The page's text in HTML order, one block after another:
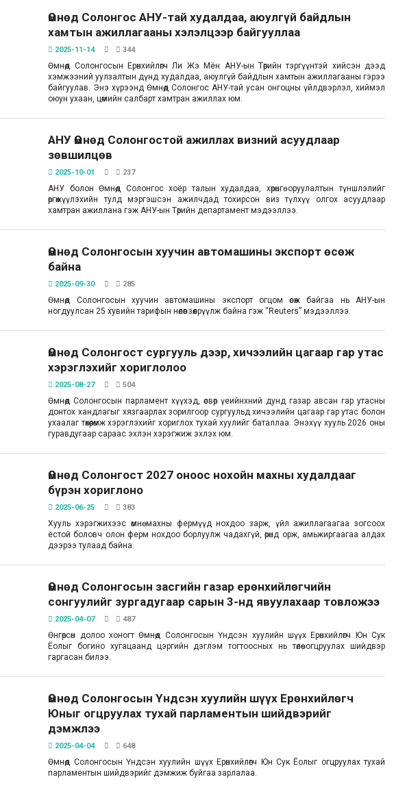
Өмнөд Солонгос АНУ-тай худалдаа, аюулгүй байдлын
хамтын ажиллагааны хэлэлцээр байгууллаа
2025-11-14 344
Өмнөд Солонгосын Ерөнхийлөгч Ли Жэ Мён АНУ-ын Төрийн тэргүүнтэй хийсэн дээд
хэмжээний уулзалтын дүнд худалдаа, аюулгүй байдлын хамтын ажиллагааны гэрээ
байгуулав. Энэ хүрээнд Өмнөд Солонгос АНУ-тай усан онгоцны үйлдвэрлэл, хиймэл
оюун ухаан, цөмийн салбарт хамтран ажиллах юм.
АНУ Өмнөд Солонгостой ажиллах визний асуудлаар
зөвшилцөв
2025-10-01 237
АНУ болон Өмнөд Солонгос хоёр талын худалдаа, хөрөнгө оруулалтын түншлэлийг
өргөжүүлэхийн тулд мэргэшсэн ажилчдад тохирсон виз түлхүү олгох асуудлаар
хамтран ажиллана гэж АНУ-ын Төрийн департамент мэдээллээ.
Өмнөд Солонгосын хуучин автомашины экспорт өсөж
байна
2025-09-30 285
Өмнөд Солонгосын хуучин автомашины экспорт огцом өсөж байгаа нь АНУ-ын
ногдуулсан 25 хувийн тарифын нөлөөг зөөлрүүлж байна гэж “Reuters” мэдээллээ.
Өмнөд Солонгост сургууль дээр, хичээлийн цагаар гар утас
хэрэглэхийг хориглолоо
2025-08-27 504
Өмнөд Солонгосын парламент хүүхэд, өсвөр үеийнхний дунд газар авсан гар утасны
донтох хандлагыг хязгаарлах зорилгоор сургуульд хичээлийн цагаар гар утас болон
ухаалаг төхөөрөмж хэрэглэхийг хориглох тухай хуулийг баталлаа. Энэхүү хууль 2026 оны
гуравдугаар сараас эхлэн хэрэгжиж эхлэх юм.
Өмнөд Солонгост 2027 оноос нохойн махны худалдааг
бүрэн хориглоно
2025-06-25 383
Хууль хэрэгжихээс өмнө махны фермүүд нохдоо зарж, үйл ажиллагаагаа зогсоох
ёстой боловч олон ферм нохдоо борлуулж чадахгүй, өрөнд орж, амьжиргаагаа алдах
дээрээ тулаад байна.
Өмнөд Солонгосын засгийн газар ерөнхийлөгчийн
сонгуулийг зургадугаар сарын 3-нд явуулахаар товложээ
2025-04-07 487
Өнгөрсөн долоо хоногт Өмнөд Солонгосын Үндсэн хуулийн шүүх Ерөнхийлөгч Юн Сук
Ёолыг богино хугацаанд цэргийн дэглэм тогтоосных нь төлөө огцруулах шийдвэр
гаргасан билээ.
Өмнөд Солонгосын Үндсэн хуулийн шүүх Ерөнхийлөгч
Юныг огцруулах тухай парламентын шийдвэрийг
дэмжлээ
2025-04-04 648
Өмнөд Солонгосын Үндсэн хуулийн шүүх Ерөнхийлөгч Юн Сук Ёолыг огцруулах тухай
парламентын шийдвэрийг дэмжиж буйгаа зарлалаа.